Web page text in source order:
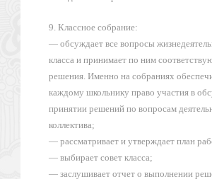
9. Классное собрание:
— обсуждает все вопросы
класса и принимает по ним
решения. Именно на собраниях
каждому школьнику право участия в
принятии решений по вопросам
коллектива;
— рассматривает и утверждает план
— выбирает совет класса;
— заслушивает отчет о выполнении